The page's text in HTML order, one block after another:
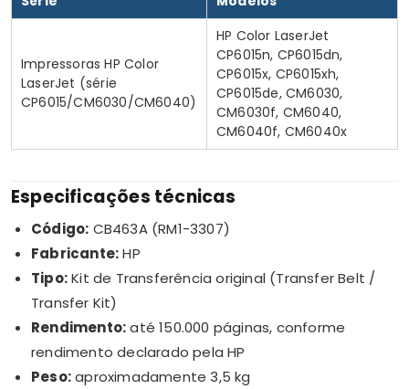
Impressoras HP Color
LaserJet (série
CP6015/CM6030/CM6040)
HP Color LaserJet
CP6015n, CP6015dn,
CP6015x, CP6015xh,
CP6015de, CM6030,
CM6030f, CM6040,
CM6040f, CM6040x
Especificações técnicas
Código: CB463A (RM1-3307)
Fabricante:HP
Tipo:Kit de Transferência original (Transfer Belt /
Transfer Kit)
Rendimento:até 150.000 páginas, conforme
rendimento declarado pela HP
Peso:aproximadamente 3,5 kg